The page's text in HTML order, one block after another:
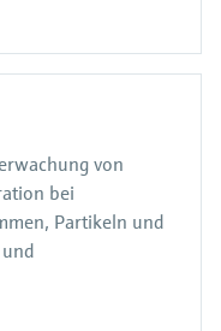
von
bei
Partikeln und